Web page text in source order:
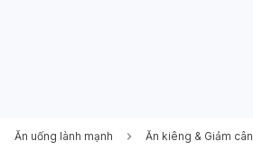
Ăn uống lành mạnh Ăn kiêng & Giảm cân